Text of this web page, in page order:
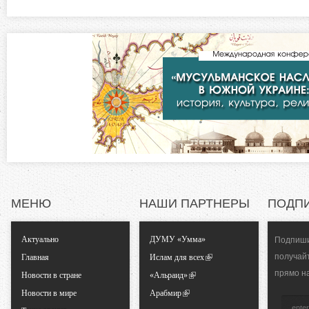
а
ь
н
я
)
МЕНЮ
Актуально
Главная
Новости в стране
Новости в мире
НАШИ ПАРТНЕРЫ
ДУМУ «Умма»
Ислам для всех
«Альраид»
Арабмир
прямо